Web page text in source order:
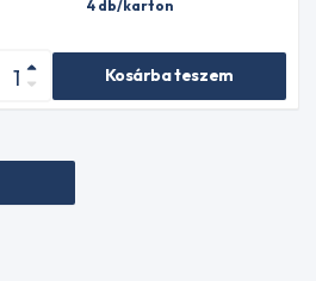
4 db/karton
Kosárba teszem